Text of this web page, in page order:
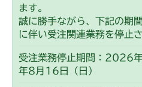
ミッション
CM1803
ミッション FIG4
CM2201YC
ます。
誠に勝手ながら、下記の期
に伴い受注関連業務を停止
受注業務停止期間：2026
年8月16日（日）